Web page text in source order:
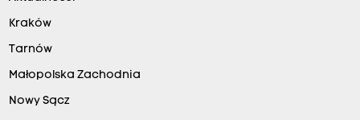
Kraków
Tarnów
Małopolska Zachodnia
Nowy Sącz